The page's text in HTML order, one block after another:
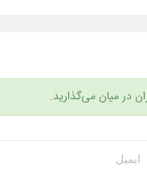
در میان می‌گذارید.